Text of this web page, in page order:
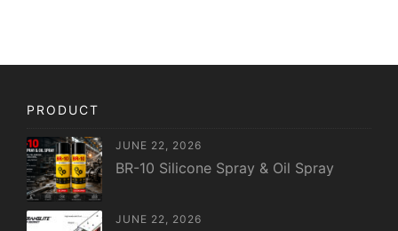
PRODUCT
JUNE 22, 2026
BR-10 Silicone Spray & Oil Spray
JUNE 22, 2026